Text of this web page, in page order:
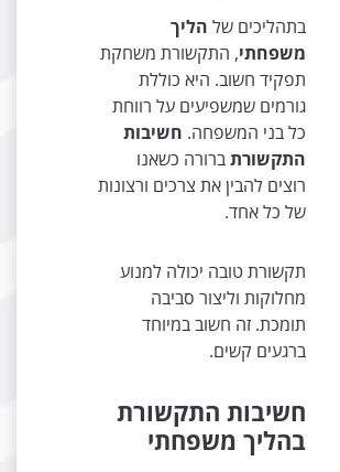
בתהליכים שלהליך
משפחתי, התקשורת משחקת
תפקיד חשוב. היא כוללת
גורמים שמשפיעים על רווחת
כל בני המשפחה.חשיבות
התקשורתברורה כשאנו
רוצים להבין את צרכים ורצונות
של כל אחד.
תקשורת טובה יכולה למנוע
מחלוקות וליצור סביבה
תומכת. זה חשוב במיוחד
ברגעים קשים.
חשיבות התקשורת
בהליך משפחתי